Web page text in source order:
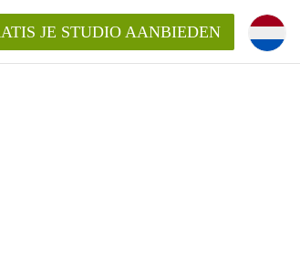
JE STUDIO AANBIEDEN